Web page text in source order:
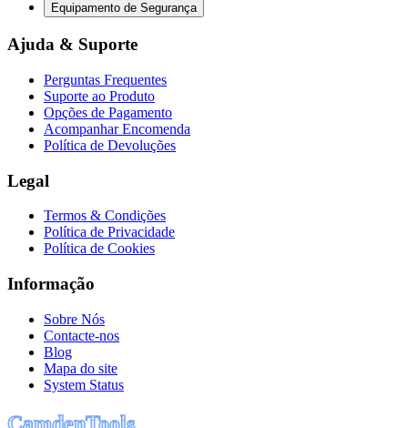
Equipamento de Segurança
Ajuda & Suporte
Perguntas Frequentes
Suporte ao Produto
Opções de Pagamento
Acompanhar Encomenda
Política de Devoluções
Legal
Termos & Condições
Política de Privacidade
Política de Cookies
Informação
Sobre Nós
Contacte-nos
Blog
Mapa do site
System Status
CamdenTools